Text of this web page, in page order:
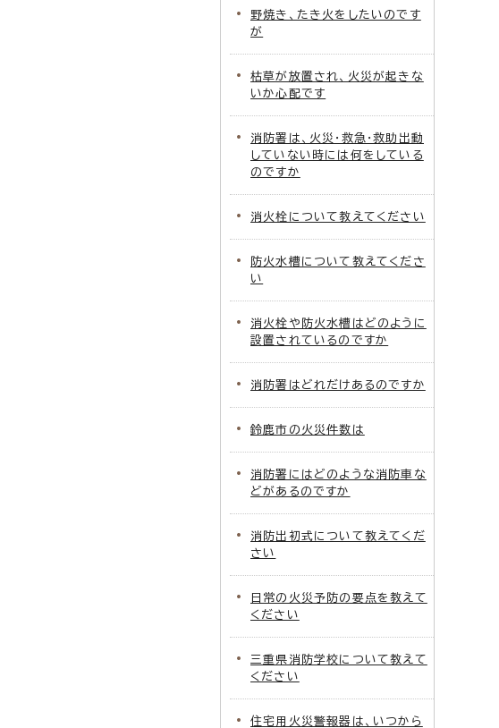
野焼き、たき火をしたいのです
が
枯草が放置され、火災が起きな
いか心配です
消防署は、火災・救急・救助出動
していない時には何をしている
のですか
消火栓について教えてください
防火水槽について教えてくださ
い
消火栓や防火水槽はどのように
設置されているのですか
消防署はどれだけあるのですか
鈴鹿市の火災件数は
消防署にはどのような消防車な
どがあるのですか
消防出初式について教えてくだ
さい
日常の火災予防の要点を教えて
ください
三重県消防学校について教えて
ください
住宅用火災警報器は、いつから